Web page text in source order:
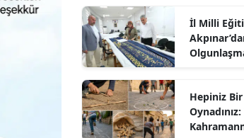
İl Milli
Hepiniz